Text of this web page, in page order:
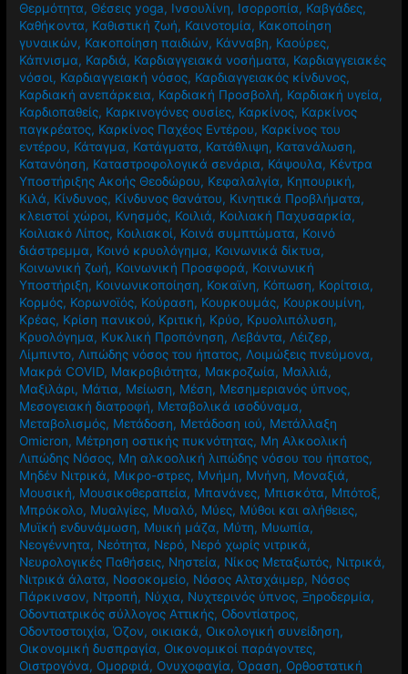
Θερμότητα, Θέσεις yoga, Ινσουλίνη, Ισορροπία, Καβγάδες,
Καθήκοντα, Καθιστική ζωή, Καινοτομία, Κακοποίηση
γυναικών, Κακοποίηση παιδιών, Κάνναβη, Καούρες,
Κάπνισμα, Καρδιά, Καρδιαγγειακά νοσήματα, Καρδιαγγειακές
νόσοι, Καρδιαγγειακή νόσος, Καρδιαγγειακός κίνδυνος,
Καρδιακή ανεπάρκεια, Καρδιακή Προσβολή, Καρδιακή υγεία,
Καρδιοπαθείς, Καρκινογόνες ουσίες, Καρκίνος, Καρκίνος
παγκρέατος, Καρκίνος Παχέος Εντέρου, Καρκίνος του
εντέρου, Κάταγμα, Κατάγματα, Κατάθλιψη, Κατανάλωση,
Κατανόηση, Καταστροφολογικά σενάρια, Κάψουλα, Κέντρα
Υποστήριξης Ακοής Θεοδώρου, Κεφαλαλγία, Κηπουρική,
Κιλά, Κίνδυνος, Κίνδυνος θανάτου, Κινητικά Προβλήματα,
κλειστοί χώροι, Κνησμός, Κοιλιά, Κοιλιακή Παχυσαρκία,
Κοιλιακό Λίπος, Κοιλιακοί, Κοινά συμπτώματα, Κοινό
διάστρεμμα, Κοινό κρυολόγημα, Κοινωνικά δίκτυα,
Κοινωνική ζωή, Κοινωνική Προσφορά, Κοινωνική
Υποστήριξη, Κοινωνικοποίηση, Κοκαϊνη, Κόπωση, Κορίτσια,
Κορμός, Κορωνοϊός, Κούραση, Κουρκουμάς, Κουρκουμίνη,
Κρέας, Κρίση πανικού, Κριτική, Κρύο, Κρυολιπόλυση,
Κρυολόγημα, Κυκλική Προπόνηση,Λεβάντα,Λέιζερ,
Λίμπιντο,Λιπώδης νόσος του ήπατος,Λοιμώξεις πνεύμονα,
Μακρά COVID, Μακροβιότητα, Μακροζωία, Μαλλιά,
Μαξιλάρι, Μάτια, Μείωση, Μέση, Μεσημεριανός ύπνος,
Μεσογειακή διατροφή, Μεταβολικά ισοδύναμα,
Μεταβολισμός, Μετάδοση, Μετάδοση ιού, Μετάλλαξη
Omicron, Μέτρηση οστικής πυκνότητας, Μη Αλκοολική
Λιπώδης Νόσος, Μη αλκοολική λιπώδης νόσου του ήπατος,
Μηδέν Νιτρικά, Μικρο-στρες, Μνήμη, Μνήνη, Μοναξιά,
Μουσική, Μουσικοθεραπεία, Μπανάνες, Μπισκότα, Μπότοξ,
Μπρόκολο, Μυαλγίες, Μυαλό, Μύες, Μύθοι και αλήθειες,
Μυϊκή ενδυνάμωση, Μυική μάζα, Μύτη, Μυωπία,
Νεογέννητα, Νεότητα, Νερό, Νερό χωρίς νιτρικά,
Νευρολογικές Παθήσεις, Νηστεία, Νίκος Μεταξωτός, Νιτρικά,
Νιτρικά άλατα, Νοσοκομείο, Νόσος Αλτσχάιμερ, Νόσος
Πάρκινσον, Ντροπή, Νύχια, Νυχτερινός ύπνος,Ξηροδερμία,
Οδοντιατρικός σύλλογος Αττικής, Οδοντίατρος,
Οδοντοστοιχία,Όζον,οικιακά, Οικολογική συνείδηση,
Οικονομική δυσπραγία, Οικονομικοί παράγοντες,
Οιστρογόνα, Ομορφιά, Ονυχοφαγία,Όραση, Ορθοστατική